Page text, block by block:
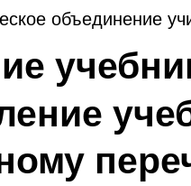
объединение